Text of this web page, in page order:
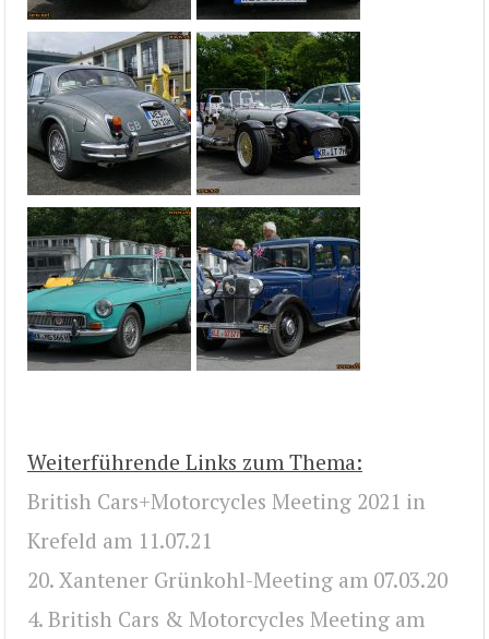
Weiterführende Links zum Thema:
British Cars+Motorcycles Meeting 2021 in
Krefeld am 11.07.21
20. Xantener Grünkohl-Meeting am 07.03.20
4. British Cars & Motorcycles Meeting am